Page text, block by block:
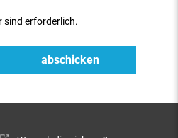
sind erforderlich.